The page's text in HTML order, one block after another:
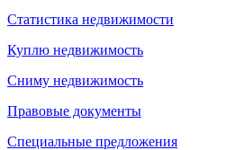
Статистика недвижимости
Куплю недвижимость
Сниму недвижимость
Правовые документы
Специальные предложения